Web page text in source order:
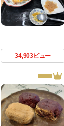
34,903ビュー